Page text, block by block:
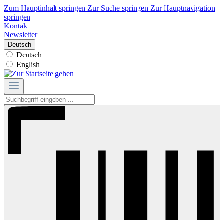
Zum Hauptinhalt springen Zur Suche springen Zur Hauptnavigation
springen
Kontakt
Newsletter
Deutsch
Deutsch
English